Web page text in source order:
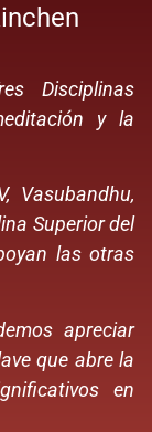
Disciplinas
y la
Vasubandhu,
Superior del
las otras
apreciar
que abre la
en